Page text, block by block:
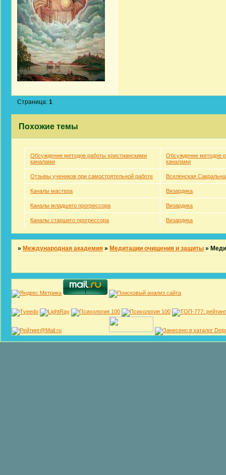
Страница:1
Похожие темы
Обсуждение методов работы христианскими
каналами
Обсуждение методов
каналами
Отзывы учеников при самостоятельной работе Вселенская
Каналы мастера Визардика
Каналы младшего прогрессора Визардика
Каналы старшего прогрессора Визардика
»Международная академия »Медитации очищения и защиты »